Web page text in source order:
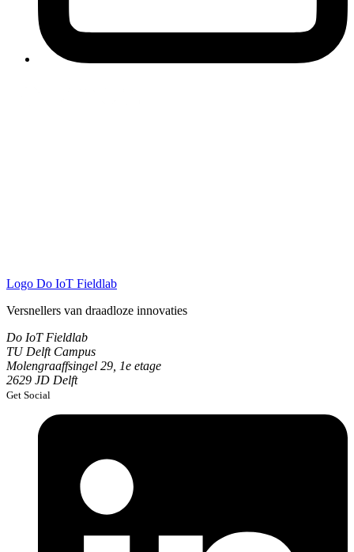
Logo Do IoT Fieldlab
Versnellers van draadloze innovaties
Do IoT Fieldlab
TU Delft Campus
Molengraaffsingel 29, 1e etage
2629 JD Delft
Get Social